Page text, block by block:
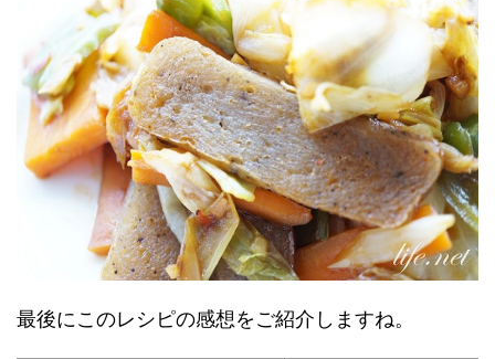
最後にこのレシピの感想をご紹介しますね。